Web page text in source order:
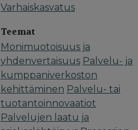
Varhaiskasvatus
Teemat
Monimuotoisuus ja
yhdenvertaisuus Palvelu- ja
kumppaniverkoston
kehittäminen Palvelu- tai
tuotantoinnovaatiot
Palvelujen laatu ja